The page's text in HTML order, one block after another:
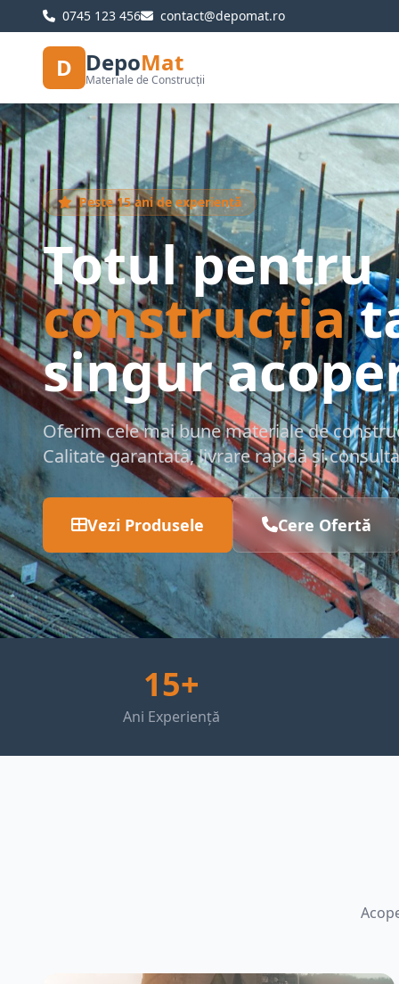
0745 123 456 contact@depomat.ro
D DepoMat
Materiale de Construcții
Peste 15 ani de experiență
Totul pentru
construcția
singur
Oferim cele mai bune materiale de
Calitate garantată, livrare rapidă și
Vezi Produsele Cere Ofertă
15+
Ani Experiență